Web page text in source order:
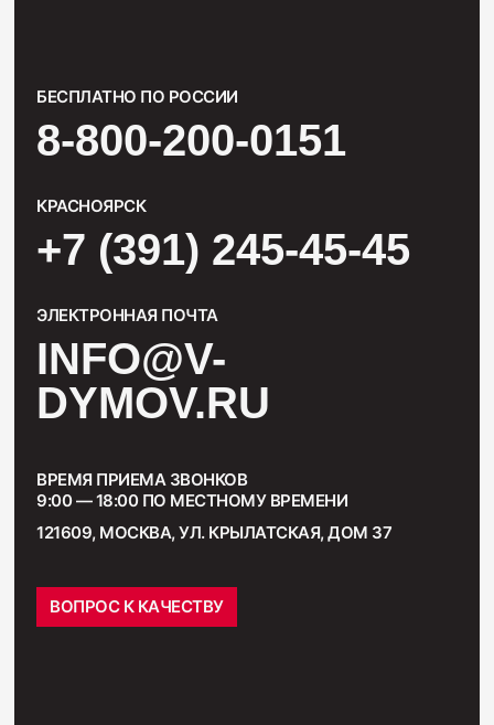
БЕСПЛАТНО ПО РОССИИ
8-800-200-0151
КРАСНОЯРСК
+7 (391) 245-45-45
ЭЛЕКТРОННАЯ ПОЧТА
INFO@V-
DYMOV.RU
ВРЕМЯ ПРИЕМА ЗВОНКОВ
9:00 — 18:00 ПО МЕСТНОМУ ВРЕМЕНИ
121609, МОСКВА, УЛ. КРЫЛАТСКАЯ, ДОМ 37
ВОПРОС К КАЧЕСТВУ